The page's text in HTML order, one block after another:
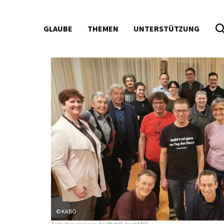
GLAUBE THEMEN UNTERSTÜTZUNG
© KABÖ